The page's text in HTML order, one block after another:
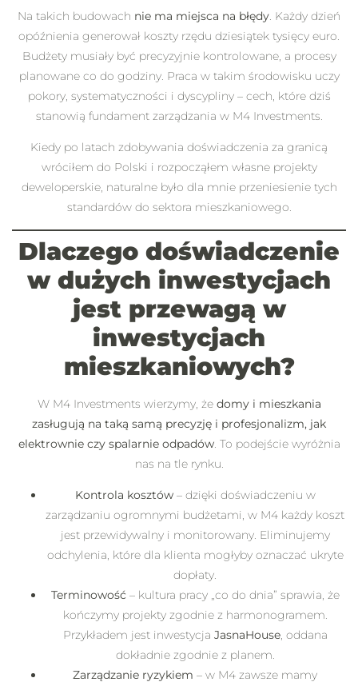
Na takich budowach nie ma miejsca na błędy. Każdy dzień
opóźnienia generował koszty rzędu dziesiątek tysięcy euro.
Budżety musiały być precyzyjnie kontrolowane, a procesy
planowane co do godziny. Praca w takim środowisku uczy
pokory, systematyczności i dyscypliny – cech, które dziś
stanowią fundament zarządzania w M4 Investments.
Kiedy po latach zdobywania doświadczenia za granicą
wróciłem do Polski i rozpocząłem własne projekty
deweloperskie, naturalne było dla mnie przeniesienie tych
standardów do sektora mieszkaniowego.
Dlaczego doświadczenie
w dużych inwestycjach
jest przewagą w
inwestycjach
mieszkaniowych?
W M4 Investments wierzymy, że domy i mieszkania
zasługują na taką samą precyzję i profesjonalizm, jak
elektrownie czy spalarnie odpadów. To podejście wyróżnia
nas na tle rynku.
Kontrola kosztów– dzięki doświadczeniu w
zarządzaniu ogromnymi budżetami, w M4 każdy koszt
jest przewidywalny i monitorowany. Eliminujemy
odchylenia, które dla klienta mogłyby oznaczać ukryte
dopłaty.
Terminowość – kultura pracy „co do dnia” sprawia, że
kończymy projekty zgodnie z harmonogramem.
Przykładem jest inwestycja JasnaHouse, oddana
dokładnie zgodnie z planem.
Zarządzanie ryzykiem – w M4 zawsze mamy